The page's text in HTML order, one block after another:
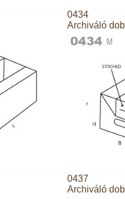
0434
Archiváló
0437
Archiváló